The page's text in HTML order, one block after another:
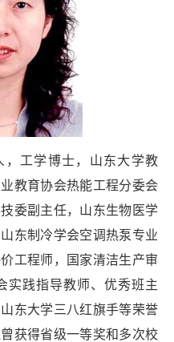
，工学博士，山东大学教
教育协会热能工程分委会
委副主任，山东生物医学
东制冷学会空调热泵专业
工程师，国家清洁生产审
实践指导教师、优秀班主
东大学三八红旗手等荣誉
获得省级一等奖和多次校